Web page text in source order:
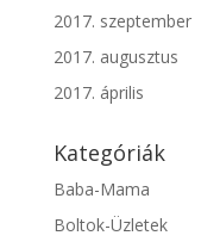
2017. szeptember
2017. augusztus
2017. április
Kategóriák
Baba-Mama
Boltok-Üzletek